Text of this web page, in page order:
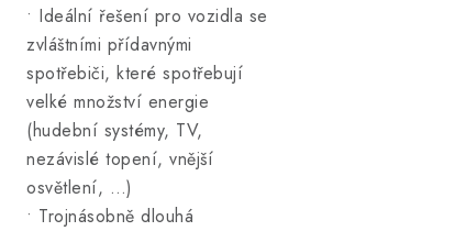
• Ideální řešení pro vozidla se
zvláštními přídavnými
spotřebiči, které spotřebují
velké množství energie
(hudební systémy, TV,
nezávislé topení, vnější
osvětlení, …)
• Trojnásobně dlouhá